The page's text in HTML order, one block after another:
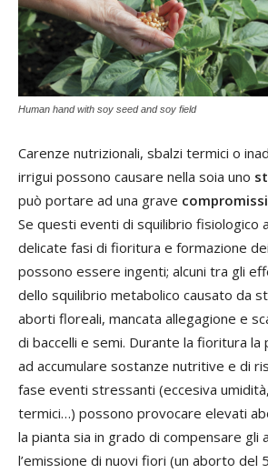
Human hand with soy seed and soy field
Carenze nutrizionali, sbalzi termici o
irrigui possono causare nella soia uno
può portare ad una grave
Se questi eventi di squilibrio fisiologico
delicate fasi di fioritura e formazione
possono essere ingenti; alcuni tra gli
dello squilibrio metabolico causato da
aborti floreali, mancata allegagione e
di baccelli e semi. Durante la fioritura la
ad accumulare sostanze nutritive e di
fase eventi stressanti (eccesiva
termici…) possono provocare elevati
la pianta sia in grado di compensare gli
l’emissione di nuovi fiori (un aborto del